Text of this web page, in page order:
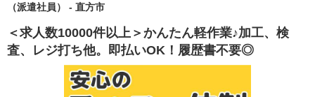
（派遣社員） - 直方市
＜求人数10000件以上＞かんたん軽作業♪加工、検
査、レジ打ち他。即払いOK！履歴書不要◎